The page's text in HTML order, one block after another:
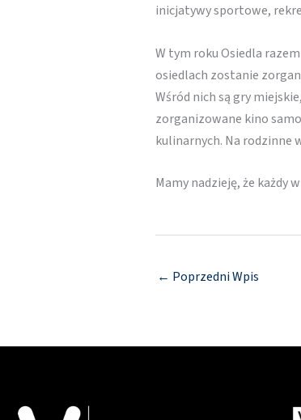
inicjatywy sportowe,
W tym roku Osiedla
osiedlach zostanie
Wśród nich są gry
zorganizowane kino
kulinarnych. Na rodzinne
Mamy nadzieję, że każdy
← Poprzedni Wpis